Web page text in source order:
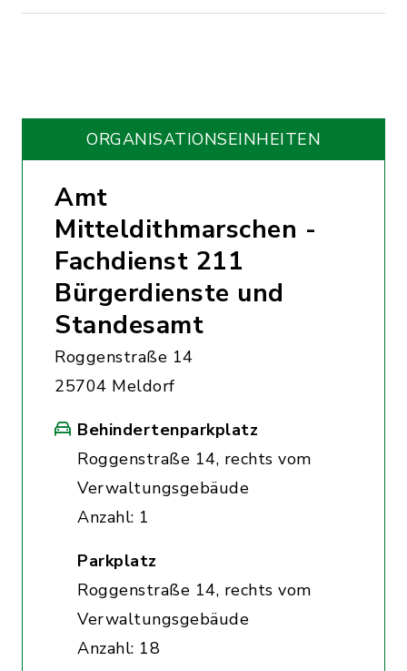
ORGANISATIONS­EINHEITEN
Amt
Mitteldithmarschen -
Fachdienst 211
Bürgerdienste und
Standesamt
Roggenstraße 14
25704 Meldorf
Behindertenparkplatz
Roggenstraße 14, rechts vom
Verwaltungsgebäude
Anzahl: 1
Parkplatz
Roggenstraße 14, rechts vom
Verwaltungsgebäude
Anzahl: 18